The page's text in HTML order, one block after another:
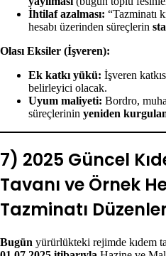
İhtilaf azalması: “Tazminatı
hesabı üzerinden süreçlerin
Olası Eksiler (İşveren):
Ek katkı yükü: İşveren
belirleyici olacak.
Uyum maliyeti: Bordro,
süreçlerinin yeniden
7) 2025 Güncel
Tavanı ve Örnek
Tazminatı
Bugün yürürlükteki rejimde kıdem